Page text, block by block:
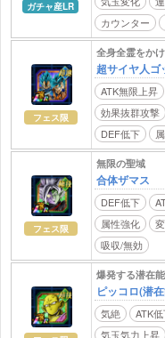
ガチャ産LR
カウンター
フェス限
全身全霊をか
超サイヤ人ゴ
ATK無限上昇
効果抜群攻撃
DEF低下
フェス限
無限の聖域
合体ザマス
DEF低下
属性強化
吸収/無効
爆発する潜在
ピッコロ(潜
気絶 ATK
気玉気力上昇